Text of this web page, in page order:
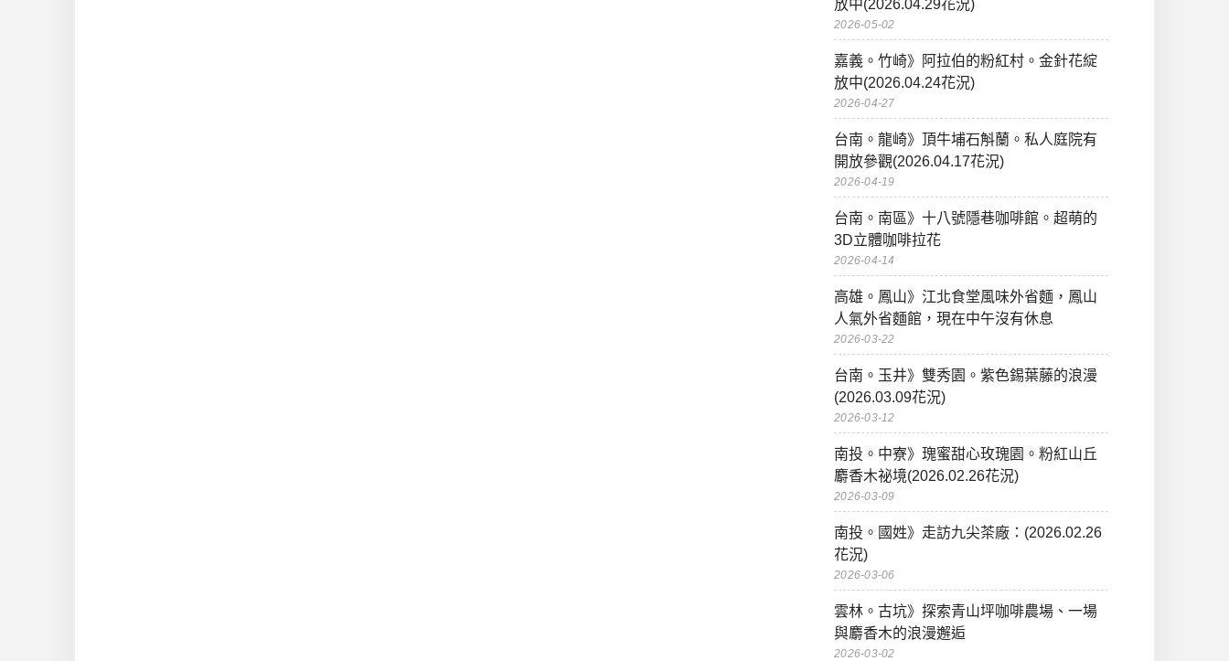
放中(2026.04.29花況)
2026-05-02
嘉義。竹崎》阿拉伯的粉紅村。金針花綻
放中(2026.04.24花況)
2026-04-27
台南。龍崎》頂牛埔石斛蘭。私人庭院有
開放參觀(2026.04.17花況)
2026-04-19
台南。南區》十八號隱巷咖啡館。超萌的
3D立體咖啡拉花
2026-04-14
高雄。鳳山》江北食堂風味外省麵，鳳山
人氣外省麵館，現在中午沒有休息
2026-03-22
台南。玉井》雙秀園。紫色錫葉藤的浪漫
(2026.03.09花況)
2026-03-12
南投。中寮》瑰蜜甜心玫瑰園。粉紅山丘
麝香木祕境(2026.02.26花況)
2026-03-09
南投。國姓》走訪九尖茶廠：(2026.02.26
花況)
2026-03-06
雲林。古坑》探索青山坪咖啡農場、一場
與麝香木的浪漫邂逅
2026-03-02